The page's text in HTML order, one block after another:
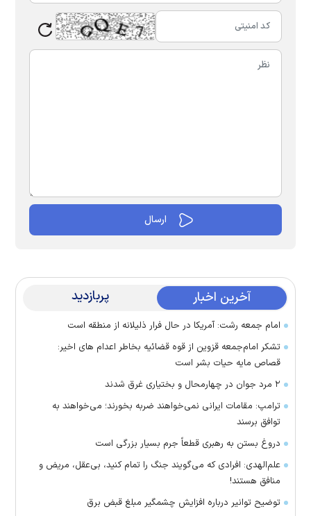
آخرین اخبار پربازدید
امام جمعه رشت: آمریکا در حال فرار ذلیلانه از منطقه است
تشکر امام‌جمعه قزوین از قوه قضائیه بخاطر اعدام های اخیر:
قصاص مایه حیات بشر است
۲ مرد جوان در چهارمحال و بختیاری غرق شدند
ترامپ: مقامات ایرانی نمی‌خواهند ضربه بخورند؛ می‌خواهند به
توافق برسند
دروغ بستن به رهبری قطعاً جرم بسیار بزرگی است
علم‌الهدی: افرادی که می‌گویند جنگ را تمام کنید، بی‌عقل، مریض و
منافق هستند!
توضیح توانیر درباره افزایش چشمگیر مبلغ قبض برق